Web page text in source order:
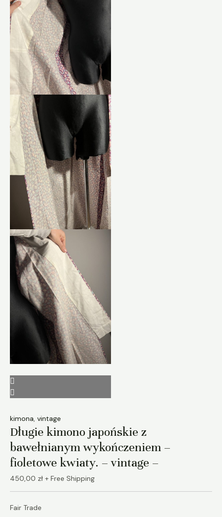
kimona, vintage
Długie kimono japońskie z
bawełnianym wykończeniem –
fioletowe kwiaty. – vintage –
450,00 zł + Free Shipping
Fair Trade